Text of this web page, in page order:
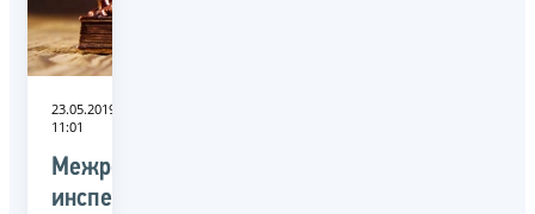
23.05.2019
11:01
Межрегиональная
инспекция